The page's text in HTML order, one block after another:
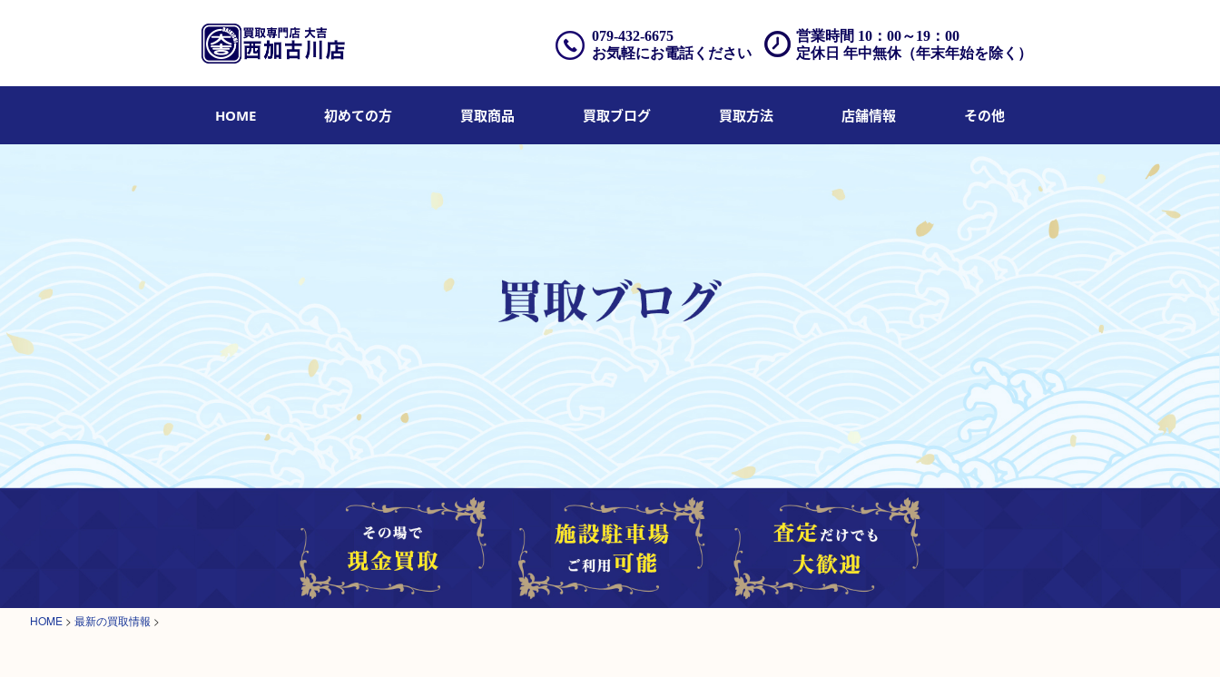
営業時間 10：00～19：00
定休日 年中無休（年末年始を除く）
079-432-6675
お気軽にお電話ください
HOME 初めての方 買取商品 買取ブログ 買取方法 店舗情報 その他
HOME > 最新の買取情報 >